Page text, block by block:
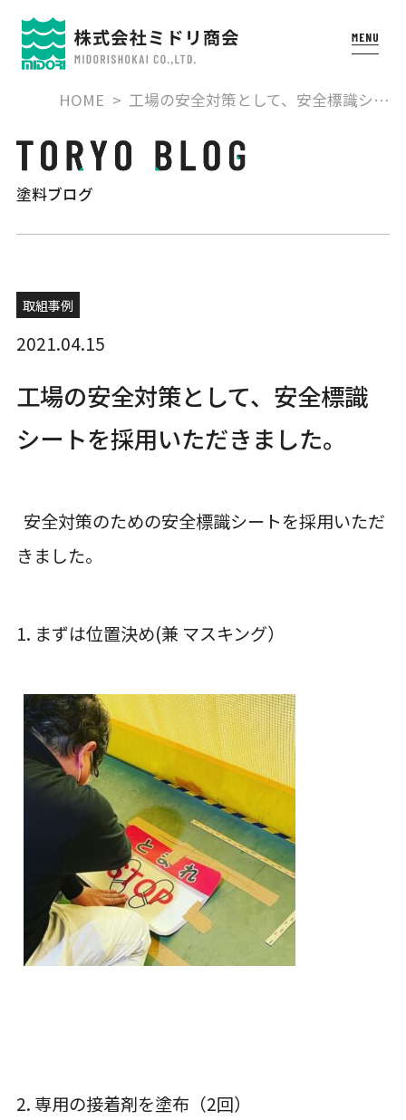
HOME 工場の安全対策として、安全標識シ…
塗料ブログ
取組事例
2021.04.15
工場の安全対策として、安全標識
シートを採用いただきました。
安全対策のための安全標識シートを採用いただ
きました。
1. まずは位置決め(兼 マスキング）
2. 専用の接着剤を塗布（2回）